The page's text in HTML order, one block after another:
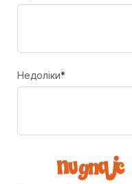
Недоліки*